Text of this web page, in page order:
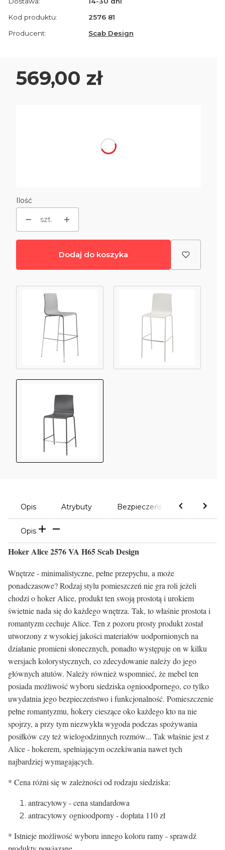
Kod produktu:
2576 81
Producent:
Scab Design
Cena
569,00 zł
Ilość
szt.
Dodaj do koszyka
Opis Atrybuty Bezpieczeństwo
Opis
Hoker Alice 2576 VA H65 Scab Design
Wnętrze - minimalistyczne, pełne przepychu, a może
ponadczasowe? Rodzaj stylu pomieszczeń nie gra roli jeżeli
chodzi o hoker Alice, produkt ten swoją prostotą i urokiem
świetnie nada się do każdego wnętrza. Tak, to właśnie prostota i
romantyzm cechuje Alice. Ten z pozoru prosty produkt został
utworzony z wysokiej jakości materiałów uodpornionych na
działanie promieni słonecznych, ponadto występuje on w kilku
wersjach kolorystycznych, co zdecydowanie należy do jego
głównych atutów. Należy również wspomnieć, że mebel ten
posiada możliwość wyboru siedziska ognioodpornego, co tylko
uwydatnia jego bezpieczeństwo i funkcjonalność. Pomieszczenie
pełne romantyzmu, hokery cieszące oko każdego kto na nie
spojrzy, a przy tym niezwykła wygoda podczas spożywania
posiłków czy też wielogodzinnych rozmów... Tak właśnie jest z
Alice - hokerem, spełniającym oczekiwania nawet tych
najbardziej wymagających.
* Cena różni się w zależności od rodzaju siedziska:
antracytowy - cena standardowa
antracytowy ognioodporny - dopłata 110 zł
* Istnieje możliwość wyboru innego koloru ramy - sprawdź